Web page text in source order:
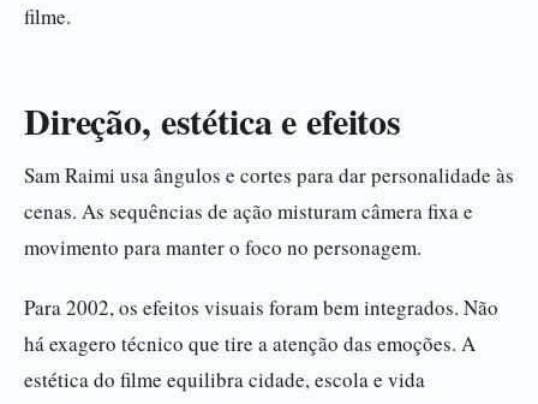
filme.
Direção, estética e efeitos
Sam Raimi usa ângulos e cortes para dar personalidade às
cenas. As sequências de ação misturam câmera fixa e
movimento para manter o foco no personagem.
Para 2002, os efeitos visuais foram bem integrados. Não
há exagero técnico que tire a atenção das emoções. A
estética do filme equilibra cidade, escola e vida